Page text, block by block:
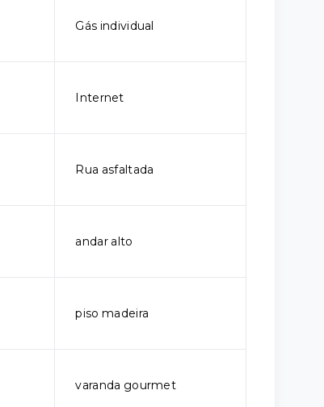
Gás individual
Internet
Rua asfaltada
andar alto
piso madeira
varanda gourmet